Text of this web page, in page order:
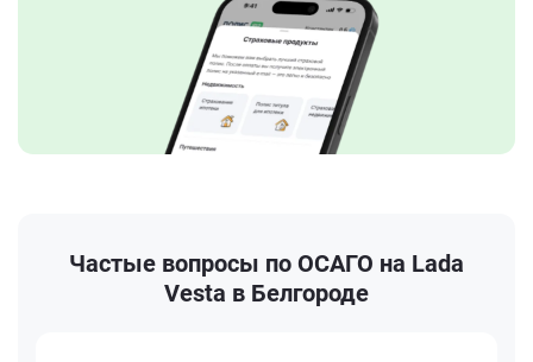
Частые вопросы по ОСАГО на Lada
Vesta в Белгороде